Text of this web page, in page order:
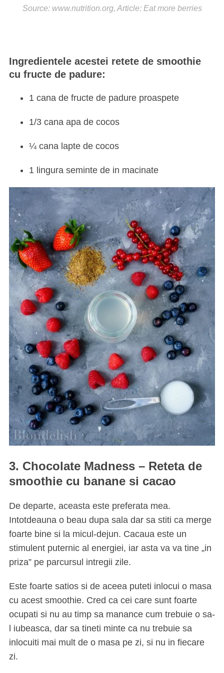
Source: www.nutrition.org, Article: Eat more berries
Ingredientele acestei retete de smoothie
cu fructe de padure:
1 cana de fructe de padure proaspete
1/3 cana apa de cocos
¼ cana lapte de cocos
1 lingura seminte de in macinate
3. Chocolate Madness – Reteta de
smoothie cu banane si cacao
De departe, aceasta este preferata mea.
Intotdeauna o beau dupa sala dar sa stiti ca merge
foarte bine si la micul-dejun. Cacaua este un
stimulent puternic al energiei, iar asta va va tine „in
priza” pe parcursul intregii zile.
Este foarte satios si de aceea puteti inlocui o masa
cu acest smoothie. Cred ca cei care sunt foarte
ocupati si nu au timp sa manance cum trebuie o sa-
l iubeasca, dar sa tineti minte ca nu trebuie sa
inlocuiti mai mult de o masa pe zi, si nu in fiecare
zi.